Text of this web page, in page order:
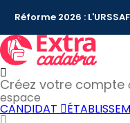
Réforme 2026 :
Créez votre compte
espace
CANDIDAT